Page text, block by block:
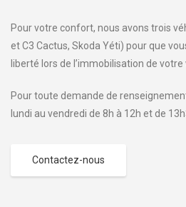
Pour votre confort, nous avons trois
et C3 Cactus, Skoda Yéti) pour que
liberté lors de l’immobilisation de votre
Pour toute demande de
lundi au vendredi de 8h à 12h et de
Contactez-nous